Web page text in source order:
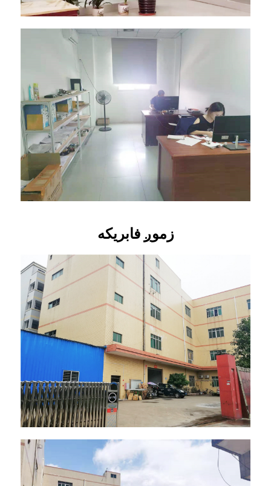
زموږ فابریکه